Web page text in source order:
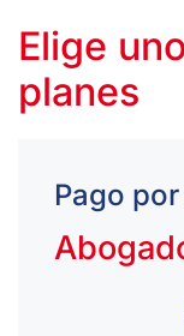
Elige
planes
Pago